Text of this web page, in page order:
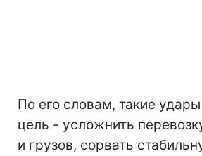
По его словам, такие
цель - усложнить
и грузов, сорвать